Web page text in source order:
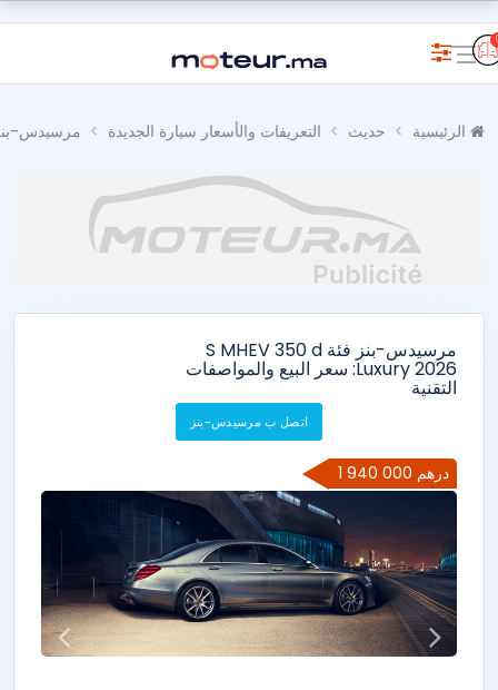
حديث التعريفات والأسعار سيارة الجديدة مرسيدس-
مرسيدس-بنز فئة S MHEV 350 d
Luxury 2026: سعر البيع والمواصفات
التقنية
اتصل ب مرسيدس-بنز
1 940 000 درهم